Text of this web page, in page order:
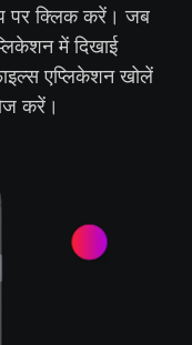
पर क्लिक करें। जब
में दिखाई
एप्लिकेशन खोलें
करें।